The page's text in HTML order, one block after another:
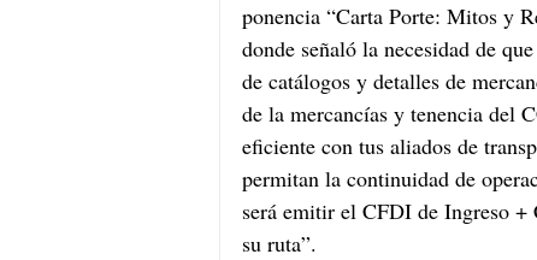
ponencia “Carta Porte: Mitos y
donde señaló la necesidad de
de catálogos y detalles de
de la mercancías y tenencia del
eficiente con tus aliados de
permitan la continuidad de
será emitir el CFDI de Ingreso +
su ruta”.